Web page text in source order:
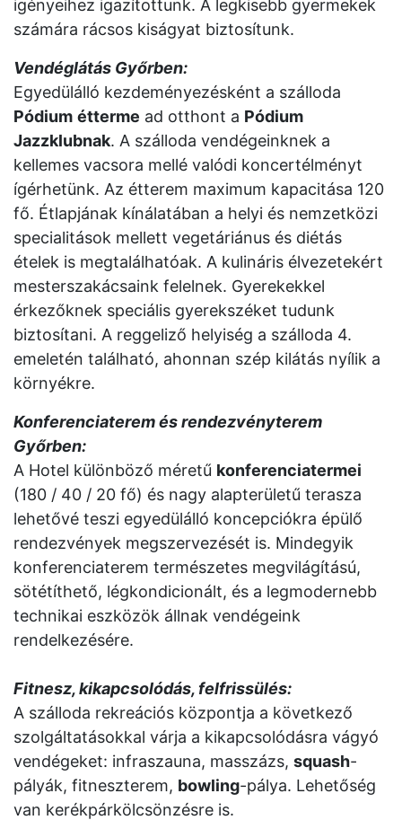
igényeihez igazítottunk. A legkisebb gyermekek
számára rácsos kiságyat biztosítunk.
Vendéglátás Győrben:
Egyedülálló kezdeményezésként a szálloda
Pódium étterme ad otthont a Pódium
Jazzklubnak. A szálloda vendégeinknek a
kellemes vacsora mellé valódi koncertélményt
ígérhetünk. Az étterem maximum kapacitása 120
fő. Étlapjának kínálatában a helyi és nemzetközi
specialitások mellett vegetáriánus és diétás
ételek is megtalálhatóak. A kulináris élvezetekért
mesterszakácsaink felelnek. Gyerekekkel
érkezőknek speciális gyerekszéket tudunk
biztosítani. A reggeliző helyiség a szálloda 4.
emeletén található, ahonnan szép kilátás nyílik a
környékre.
Konferenciaterem és rendezvényterem
Győrben:
A Hotel különböző méretű konferenciatermei
(180 / 40 / 20 fő) és nagy alapterületű terasza
lehetővé teszi egyedülálló koncepciókra épülő
rendezvények megszervezését is. Mindegyik
konferenciaterem természetes megvilágítású,
sötétíthető, légkondicionált, és a legmodernebb
technikai eszközök állnak vendégeink
rendelkezésére.
Fitnesz, kikapcsolódás, felfrissülés:
A szálloda rekreációs központja a következő
szolgáltatásokkal várja a kikapcsolódásra vágyó
vendégeket: infraszauna, masszázs, squash-
pályák, fitneszterem, bowling-pálya. Lehetőség
van kerékpárkölcsönzésre is.